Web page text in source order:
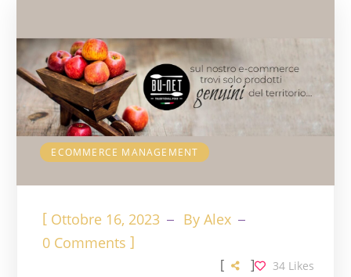
ECOMMERCE MANAGEMENT
[ Ottobre 16, 2023 ByAlex
0 Comments ]
[ 34 Likes
]